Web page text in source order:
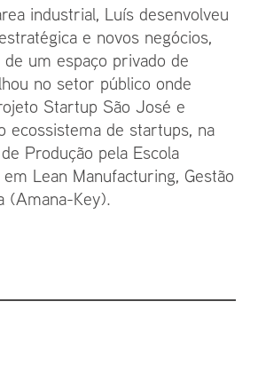
industrial, Luís desenvolveu
e novos negócios,
um espaço privado de
no setor público onde
Startup São José e
ecossistema de startups, na
Produção pela Escola
Lean Manufacturing, Gestão
(Amana-Key).